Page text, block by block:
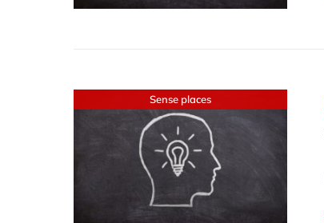
Sense places